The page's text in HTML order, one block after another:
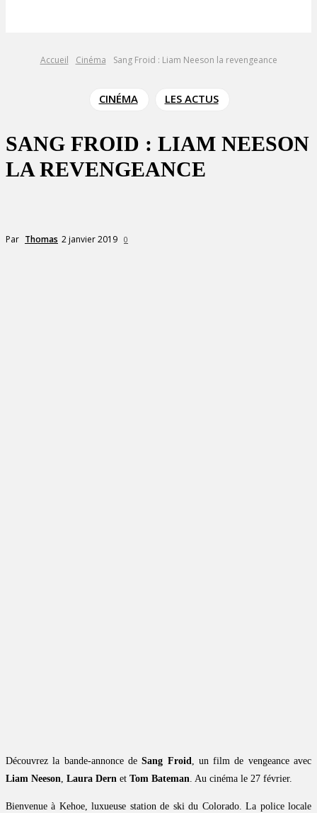
Accueil Cinéma Sang Froid : Liam Neeson la revengeance
CINÉMA LES ACTUS
SANG FROID : LIAM NEESON
LA REVENGEANCE
Par Thomas 2 janvier 2019 0
Découvrez la bande-annonce deSang Froid, un film de vengeance avec
Liam Neeson, Laura Dern et Tom Bateman. Au cinéma le 27 février.
Bienvenue à Kehoe, luxueuse station de ski du Colorado. La police locale